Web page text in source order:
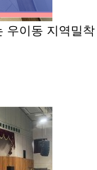
우이동 지역밀착